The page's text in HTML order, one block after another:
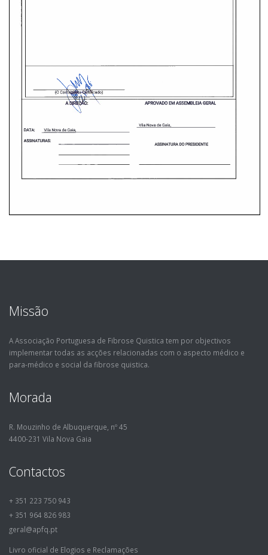
Missão
A Associação Portuguesa de Fibrose Quistica tem por objectivos
implementar todas as acções relacionadas com o aspecto médico e
para-médico e social da fibrose quistica.
Morada
R. Mouzinho de Albuquerque, nº 45
4400-231 Vila Nova Gaia
Contactos
+ 351 223 750 943
+ 351 964 826 983
geral@apfq.pt
Livro oficial de Elogios e Reclamações